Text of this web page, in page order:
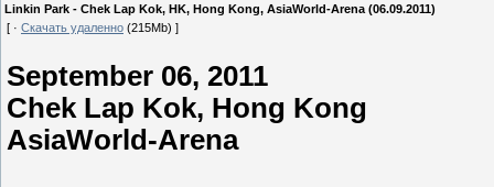
Linkin Park - Chek Lap Kok, HK, Hong Kong, AsiaWorld-Arena (06.09.2011)
[ · Скачать удаленно (215Mb) ]
September 06, 2011
Chek Lap Kok, Hong Kong
AsiaWorld-Arena